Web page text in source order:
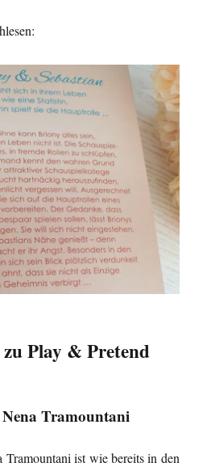
Play & Pretend
Tramountani
ist wie bereits in den